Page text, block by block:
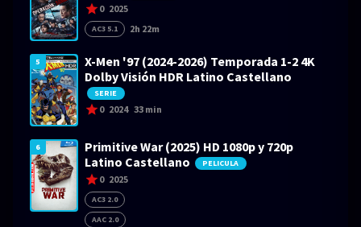
0 2025
AC3 5.1 2h 22m
5
X-Men '97 (2024-2026) Temporada 1-2 4K
Dolby Visión HDR Latino Castellano
SERIE
0 2024 33 min
6
Primitive War (2025) HD 1080p y 720p
Latino Castellano
PELICULA
0 2025
AC3 2.0
AAC 2.0